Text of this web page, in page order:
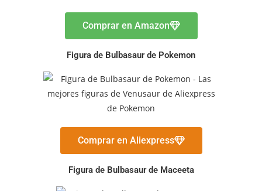
Comprar en Amazon
Figura de Bulbasaur de Pokemon
Comprar en Aliexpress
Figura de Bulbasaur de Maceeta